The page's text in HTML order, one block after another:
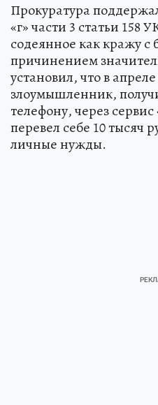
Прокуратура
«г» части 3 статьи 158
содеянное как кражу с
причинением
установил, что в апреле
злоумышленник,
телефону, через
перевел себе 10 тысяч
личные нужды.